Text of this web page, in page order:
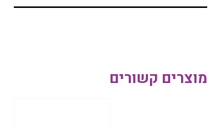
מוצרים קשורים